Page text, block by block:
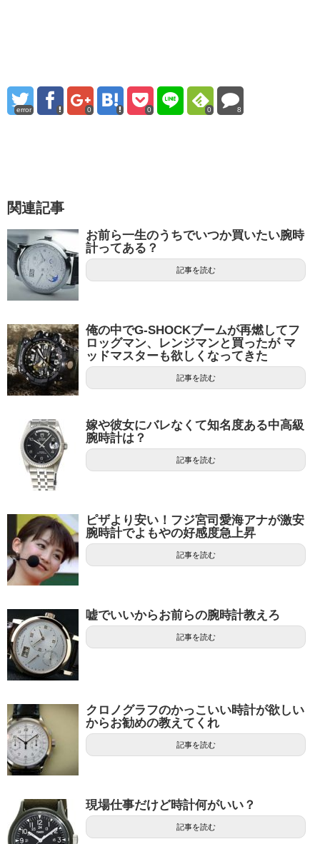
error 0 0 0 8
関連記事
お前ら一生のうちでいつか買いたい腕時
計ってある？
記事を読む
俺の中でG-SHOCKブームが再燃してフ
ロッグマン、レンジマンと買ったが マ
ッドマスターも欲しくなってきた
記事を読む
嫁や彼女にバレなくて知名度ある中高級
腕時計は？
記事を読む
ピザより安い！フジ宮司愛海アナが激安
腕時計でよもやの好感度急上昇
記事を読む
嘘でいいからお前らの腕時計教えろ
記事を読む
クロノグラフのかっこいい時計が欲しい
からお勧めの教えてくれ
記事を読む
現場仕事だけど時計何がいい？
記事を読む